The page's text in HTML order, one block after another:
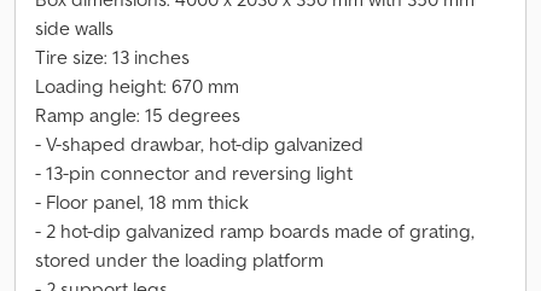
side walls
Tire size: 13 inches
Loading height: 670 mm
Ramp angle: 15 degrees
- V-shaped drawbar, hot-dip galvanized
- 13-pin connector and reversing light
- Floor panel, 18 mm thick
- 2 hot-dip galvanized ramp boards made of grating,
stored under the loading platform